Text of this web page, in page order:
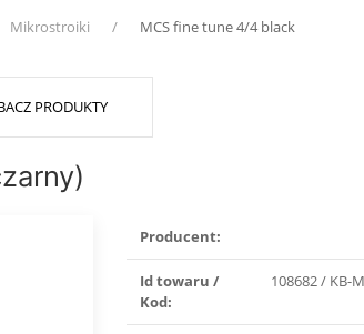
Mikrostroiki MCS fine tune 4/4 black
PRODUKTY
Producent:
Id towaru /
Kod:
108682 / KB-